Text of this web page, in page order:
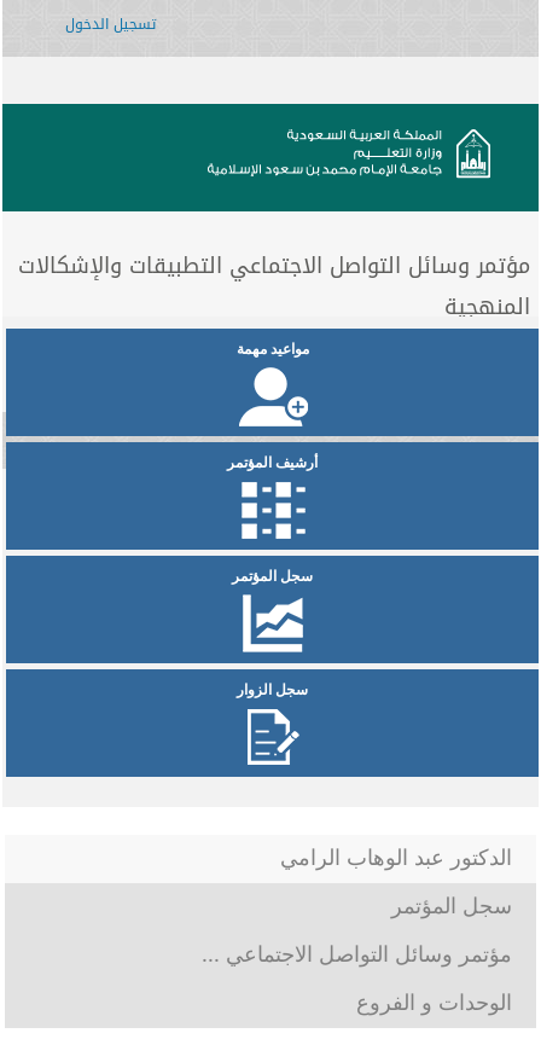
تسجيل الدخول
مؤتمر وسائل التواصل الاجتماعي التطبيقات والإشكالات
المنهجية
مواعيد مهمة
أرشيف المؤتمر
سجل المؤتمر
سجل الزوار
الوحدات و الفروع
مؤتمر وسائل التواصل الاجتماعي ...
سجل المؤتمر
الدكتور عبد الوهاب الرامي